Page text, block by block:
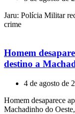
Jaru: Polícia Militar
crime
Homem
destino a
4 de agosto de
Homem desaparece
Machadinho do